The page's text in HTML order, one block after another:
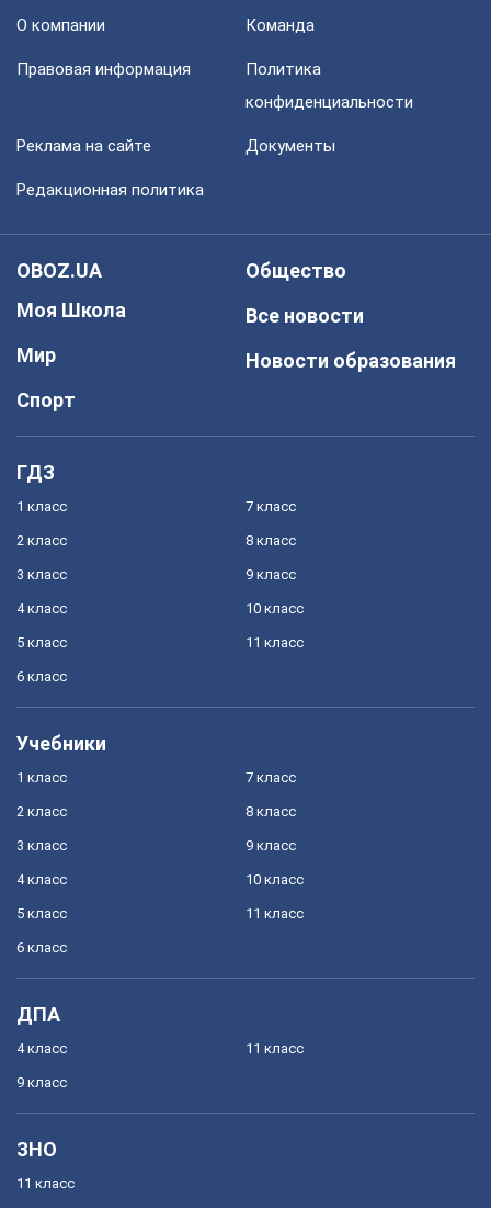
О компании Команда
Правовая информация
Политика
конфиденциальности
Реклама на сайте Документы
Редакционная политика
OBOZ.UA
Моя Школа
Мир
Спорт
Общество
Все новости
Новости образования
ГДЗ
1 класс
2 класс
3 класс
4 класс
5 класс
6 класс
7 класс
8 класс
9 класс
10 класс
11 класс
Учебники
1 класс
2 класс
3 класс
4 класс
5 класс
6 класс
7 класс
8 класс
9 класс
10 класс
11 класс
ДПА
4 класс
9 класс
11 класс
ЗНО
11 класс